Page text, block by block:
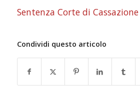
Sentenza Corte di Cassazione
Condividi questo articolo